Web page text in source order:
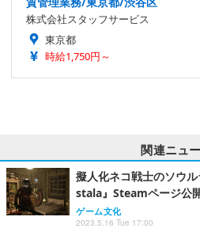
株式会社スタッフサービス
東京都
時給1,750円～
関連ニュ
擬人化ネコ戦士のソウ
stala』Steamページ公
ゲーム文化
2023.5.16 Tue 17:00